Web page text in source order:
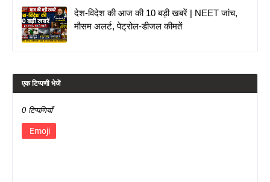
देश-विदेश की आज की 10 बड़ी खबरें | NEET जांच,
मौसम अलर्ट, पेट्रोल-डीजल कीमतें
एक टिप्पणी भेजें
0 टिप्पणियाँ
Emoji